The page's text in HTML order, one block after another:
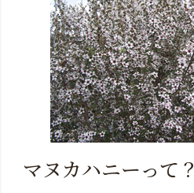
マヌカハニーって？